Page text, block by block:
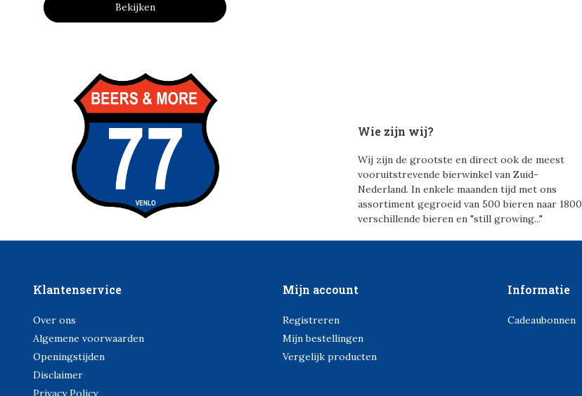
Bekijken
Wie zijn wij?
Wij zijn de grootste en direct ook de meest
vooruitstrevende bierwinkel van Zuid-
Nederland. In enkele maanden tijd met ons
assortiment gegroeid van 500 bieren naar 1800
verschillende bieren en "still growing..."
Klantenservice
Over ons
Algemene voorwaarden
Openingstijden
Disclaimer
Privacy Policy
Mijn account
Registreren
Mijn bestellingen
Vergelijk producten
Informatie
Cadeaubonnen